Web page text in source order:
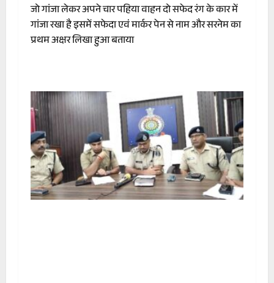
जो गांजा लेकर अपने चार पहिया वाहन दो सफेद रंग के कार में
गांजा रखा है इसमें सफेदा एवं मार्कर पेन से नाम और सरनेम का
प्रथम अक्षर लिखा हुआ बताया